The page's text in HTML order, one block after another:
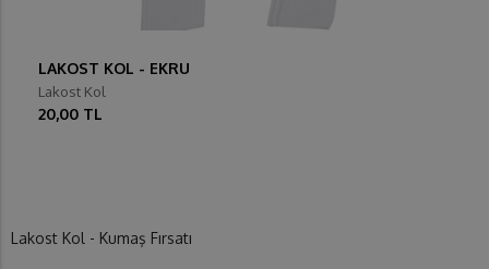
LAKOST KOL - EKRU
Lakost Kol
20,00 TL
Lakost Kol - Kumaş Fırsatı